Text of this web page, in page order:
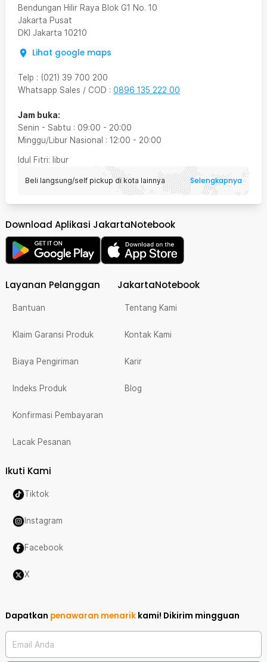
Bendungan Hilir Raya Blok G1 No. 10
Jakarta Pusat
DKI Jakarta 10210
Lihat google maps
Telp : (021) 39 700 200
Whatsapp Sales / COD : 0896 135 222 00
Jam buka:
Senin - Sabtu : 09:00 - 20:00
Minggu/Libur Nasional : 12:00 - 20:00
Idul Fitri: libur
Beli langsung/self pickup di kota lainnya Selengkapnya
Download Aplikasi JakartaNotebook
Layanan Pelanggan
Bantuan
Klaim Garansi Produk
Biaya Pengiriman
Indeks Produk
Konfirmasi Pembayaran
Lacak Pesanan
JakartaNotebook
Tentang Kami
Kontak Kami
Karir
Blog
Ikuti Kami
Tiktok
Instagram
Facebook
X
Dapatkan penawaran menarik kami! Dikirim mingguan
Email Anda